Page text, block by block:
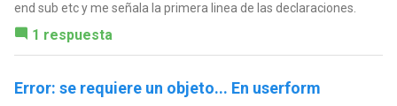
end sub etc y me señala la primera linea de las declaraciones.
1 respuesta
Error: se requiere un objeto... En userform